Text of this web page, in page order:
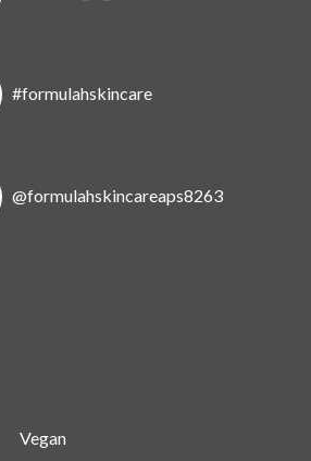
#formulahskincare
@formulahskincareaps8263
Vegan